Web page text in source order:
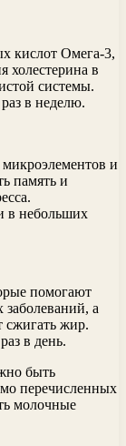
кислот Омега-3,
холестерина в
системы.
в неделю.
и
память и
в небольших
помогают
заболеваний, а
сжигать жир.
в день.
быть
перечисленных
молочные